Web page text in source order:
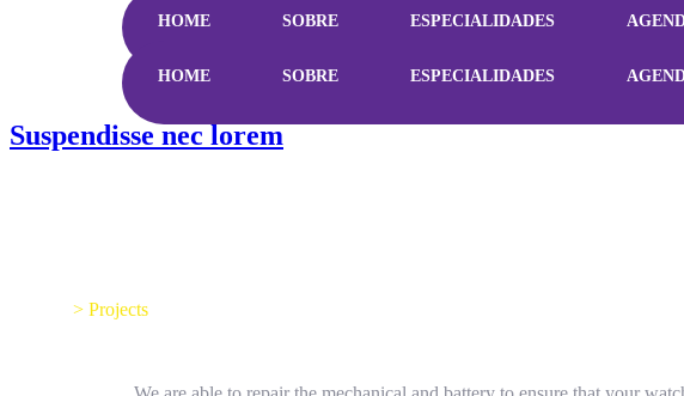
HOME SOBRE ESPECIALIDADES
HOME SOBRE ESPECIALIDADES
Suspendisse nec lorem
> Projects